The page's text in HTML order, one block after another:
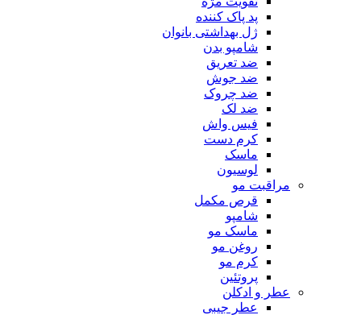
پد پاک کننده
ژل بهداشتی بانوان
شامپو بدن
ضد تعریق
ضد جوش
ضد چروک
ضد لک
فیس واش
کرم دست
ماسک
لوسیون
مراقبت مو
قرص مکمل
شامپو
ماسک مو
روغن مو
کرم مو
پروتئین
عطر و ادکلن
عطر جیبی